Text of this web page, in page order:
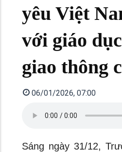
yêu Việt
với giáo
giao thông
06/01/2026, 07:00
Sáng ngày 31/12,